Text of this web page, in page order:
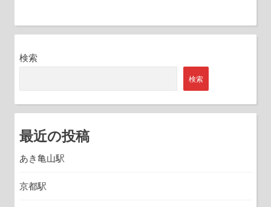
検索
検索
最近の投稿
あき亀山駅
京都駅